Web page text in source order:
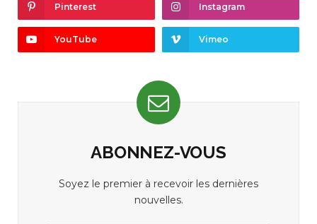
Pinterest Instagram
YouTube Vimeo
ABONNEZ-VOUS
Soyez le premier à recevoir les dernières
nouvelles.